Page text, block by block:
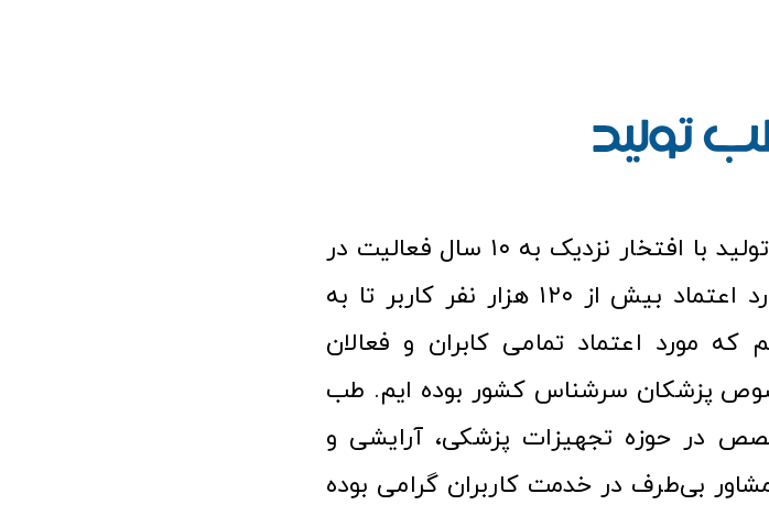
فروشگاه آنلاین تجهیزات پزشکی طب تولید با افتخار نزدیک به ۱۰ سال فعالیت در
عرصه کالا و لوازم پزشکی توانسته مورد اعتماد بیش از ۱۲۰ هزار نفر کاربر تا به
که مورد اعتماد تمامی کابران و فعالان
پزشکان سرشناس کشور بوده ایم. طب
در حوزه تجهیزات پزشکی، آرایشی و
بی‌طرف در خدمت کاربران گرامی بوده